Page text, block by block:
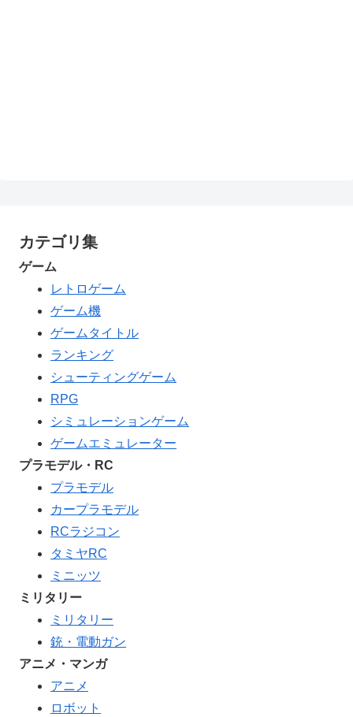
カテゴリ集
ゲーム
レトロゲーム
ゲーム機
ゲームタイトル
ランキング
シューティングゲーム
RPG
シミュレーションゲーム
ゲームエミュレーター
プラモデル・RC
プラモデル
カープラモデル
RCラジコン
タミヤRC
ミニッツ
ミリタリー
ミリタリー
銃・電動ガン
アニメ・マンガ
アニメ
ロボット